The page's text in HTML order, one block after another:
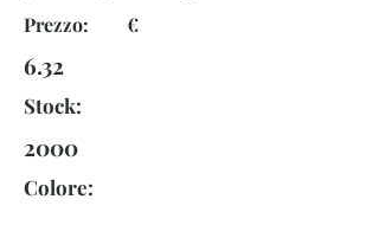
Prezzo: €
6.32
Stock:
2000
Colore: